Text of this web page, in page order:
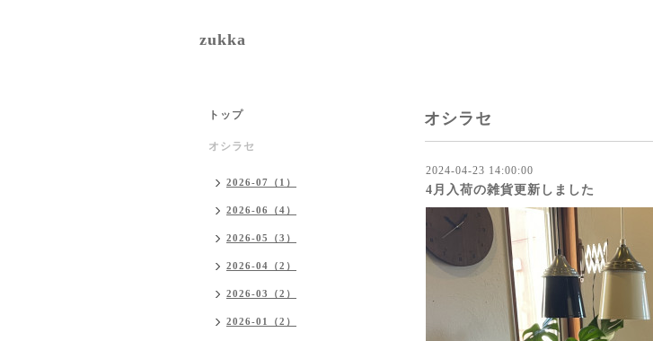
zukka
オシラセ
2024-04-23 14:00:00
4月入荷の雑貨更新しました
トップ
オシラセ
2026-07（1）
2026-06（4）
2026-05（3）
2026-04（2）
2026-03（2）
2026-01（2）